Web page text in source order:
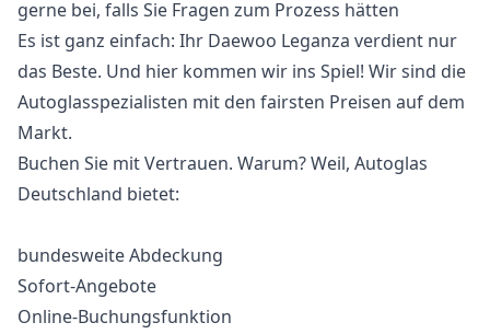
gerne bei, falls Sie Fragen zum Prozess hätten
Es ist ganz einfach: Ihr Daewoo Leganza verdient nur
das Beste. Und hier kommen wir ins Spiel! Wir sind die
Autoglasspezialisten mit den fairsten Preisen auf dem
Markt.
Buchen Sie mit Vertrauen. Warum? Weil, Autoglas
Deutschland bietet:
bundesweite Abdeckung
Sofort-Angebote
Online-Buchungsfunktion